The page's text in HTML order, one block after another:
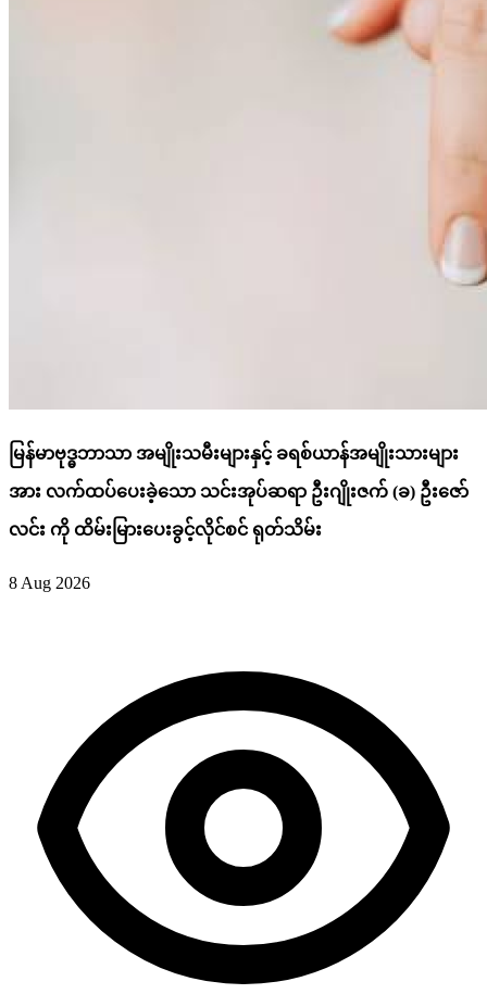
မြန်မာဗုဒ္ဓဘာသာ အမျိုးသမီးများနှင့် ခရစ်ယာန်အမျိုးသားများ
အား လက်ထပ်ပေးခဲ့သော သင်းအုပ်ဆရာ ဦးဂျိုးဇက် (ခ) ဦးဇော်
လင်း ကို ထိမ်းမြားပေးခွင့်လိုင်စင် ရုတ်သိမ်း
8 Aug 2026